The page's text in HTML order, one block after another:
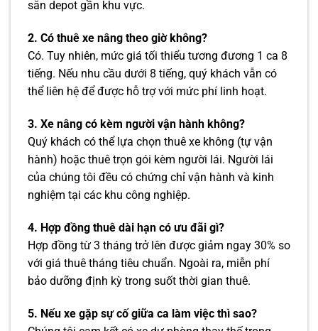
sẵn depot gần khu vực.
2. Có thuê xe nâng theo giờ không?
Có. Tuy nhiên, mức giá tối thiểu tương đương 1 ca 8
tiếng. Nếu nhu cầu dưới 8 tiếng, quý khách vẫn có
thể liên hệ để được hỗ trợ với mức phí linh hoạt.
3. Xe nâng có kèm người vận hành không?
Quý khách có thể lựa chọn thuê xe không (tự vận
hành) hoặc thuê trọn gói kèm người lái. Người lái
của chúng tôi đều có chứng chỉ vận hành và kinh
nghiệm tại các khu công nghiệp.
4. Hợp đồng thuê dài hạn có ưu đãi gì?
Hợp đồng từ 3 tháng trở lên được giảm ngay 30% so
với giá thuê tháng tiêu chuẩn. Ngoài ra, miễn phí
bảo dưỡng định kỳ trong suốt thời gian thuê.
5. Nếu xe gặp sự cố giữa ca làm việc thì sao?